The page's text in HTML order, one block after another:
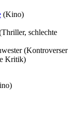
(Kino)
schlechte
(Kontroverser
Kritik)